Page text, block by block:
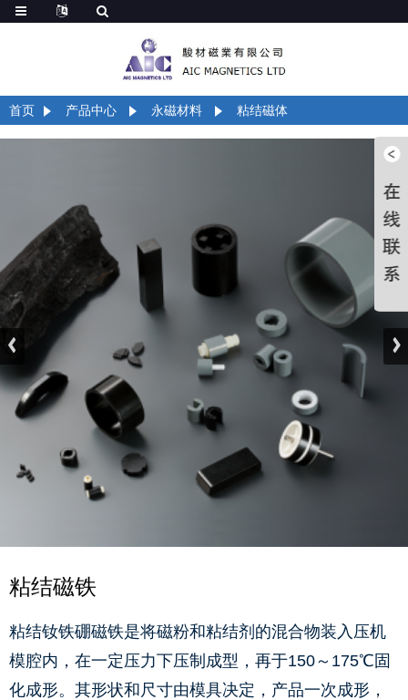
首页 产品中心 永磁材料 粘结磁体
粘结磁铁
粘结钕铁硼磁铁是将磁粉和粘结剂的混合物装入压机
模腔内，在一定压力下压制成型，再于150～175℃固
化成形。其形状和尺寸由模具决定，产品一次成形，